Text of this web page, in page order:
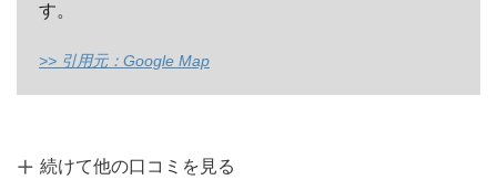
す。
>> 引用元：Google Map
続けて他の口コミを見る